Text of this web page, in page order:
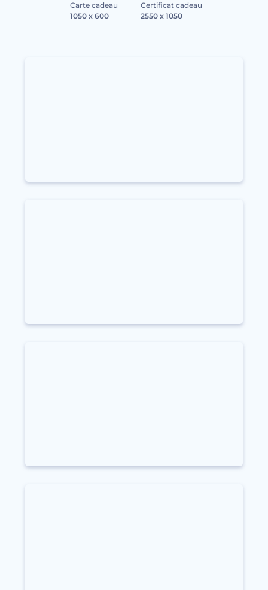
Carte cadeau
1050 x 600
Certificat cadeau
2550 x 1050